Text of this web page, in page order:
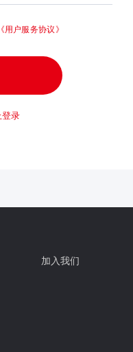
《用户服务协议》
录
加入我们